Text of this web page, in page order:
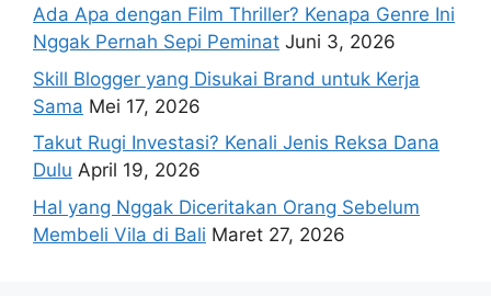
Ada Apa dengan Film Thriller? Kenapa Genre Ini
Nggak Pernah Sepi Peminat Juni 3, 2026
Skill Blogger yang Disukai Brand untuk Kerja
Sama Mei 17, 2026
Takut Rugi Investasi? Kenali Jenis Reksa Dana
Dulu April 19, 2026
Hal yang Nggak Diceritakan Orang Sebelum
Membeli Vila di Bali Maret 27, 2026